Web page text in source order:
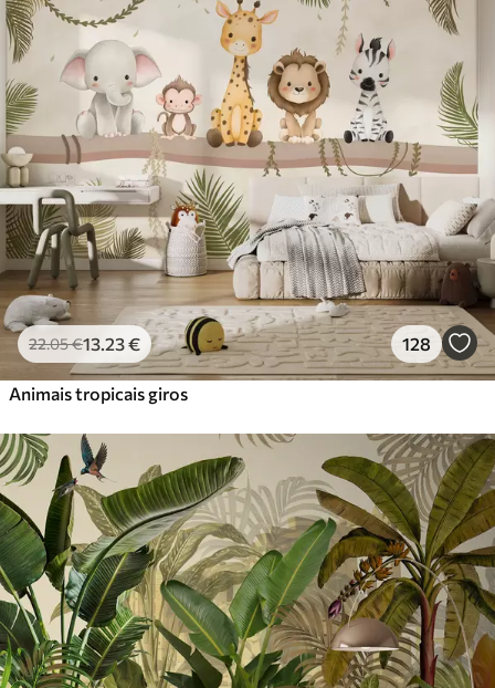
Standard
27.00 €/m²
Premium
56.6734.00€/m²
Vinil Premium
65.0039.00€/m²
Peel and Stick
81.6749.00€/m²
22.05€13 .23€ 128
Animais tropicais giros